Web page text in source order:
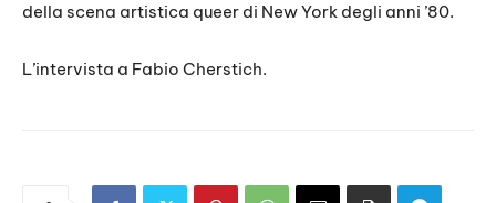
della scena artistica queer di New York degli anni ’80.
L’intervista a Fabio Cherstich.